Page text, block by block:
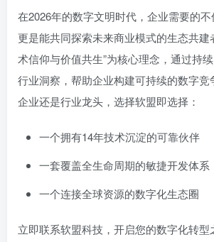
在2026年的数字文明时代，企业需要的不
更是能共同探索未来商业模式的生态共建
术信仰与价值共生”为核心理念，通过持
行业洞察，帮助企业构建可持续的数字竞
企业还是行业龙头，选择软盟即选择：
一个拥有14年技术沉淀的可靠伙伴
一套覆盖全生命周期的敏捷开发体系
一个连接全球资源的数字化生态圈
立即联系软盟科技，开启您的数字化转